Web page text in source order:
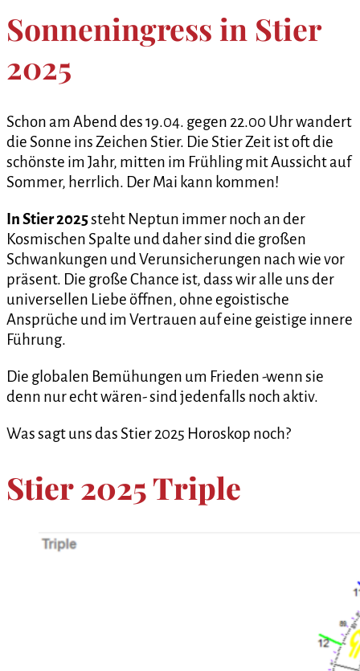
Sonneningress in Stier
2025
Schon am Abend des 19.04. gegen 22.00 Uhr wandert
die Sonne ins Zeichen Stier. Die Stier Zeit ist oft die
schönste im Jahr, mitten im Frühling mit Aussicht auf
Sommer, herrlich. Der Mai kann kommen!
In Stier 2025steht Neptun immer noch an der
Kosmischen Spalte und daher sind die großen
Schwankungen und Verunsicherungen nach wie vor
präsent. Die große Chance ist, dass wir alle uns der
universellen Liebe öffnen, ohne egoistische
Ansprüche und im Vertrauen auf eine geistige innere
Führung.
Die globalen Bemühungen um Frieden -wenn sie
denn nur echt wären- sind jedenfalls noch aktiv.
Was sagt uns das Stier 2025 Horoskop noch?
Stier 2025 Triple